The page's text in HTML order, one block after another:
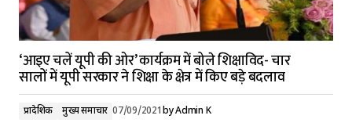
‘आइए चलें यूपी की ओर’ कार्यक्रम में बोले शिक्षाविद- चार
सालों में यूपी सरकार ने शिक्षा के क्षेत्र में किए बड़े बदलाव
प्रादेशिक मुख्य समाचार 07/09/2021byAdmin K